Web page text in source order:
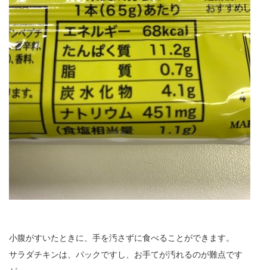
小腹がすいたときに、手を汚さずに食べることができます。
サラダチキンは、パックですし、お手てが汚れるのが難点です